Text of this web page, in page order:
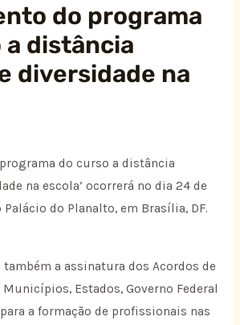
do programa
a distância
diversidade na
do curso a distância
na escola’ ocorrerá no dia 24 de
Palácio do Planalto, em Brasília, DF.
também a assinatura dos Acordos de
Estados, Governo Federal
a formação de profissionais nas